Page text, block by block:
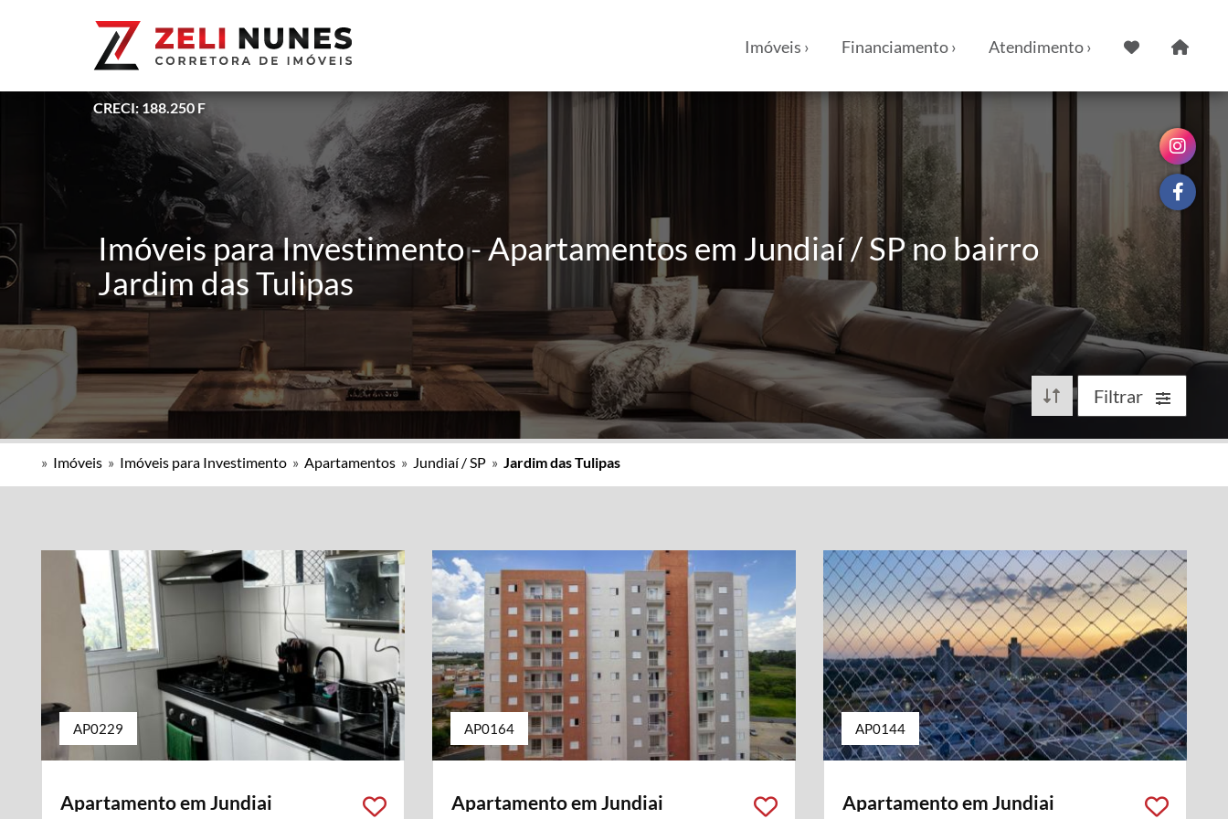
CRECI: 188.250 F
Imóveis › Financiamento › Atendimento ›
Imóveis para Investimento - Apartamentos em Jundiaí / SP no bairro
Jardim das Tulipas
Filtrar
» Imóveis » Imóveis para Investimento » Apartamentos » Jundiaí / SP » Jardim das Tulipas
AP0229
Apartamento em Jundiai
AP0164
Apartamento em Jundiai
AP0144
Apartamento em Jundiai